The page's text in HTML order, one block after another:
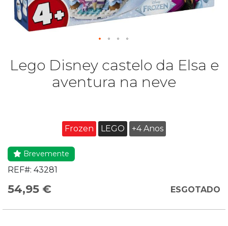
Lego Disney castelo da Elsa e
aventura na neve
Frozen LEGO +4 Anos
Brevemente
REF#: 43281
54,95 € ESGOTADO